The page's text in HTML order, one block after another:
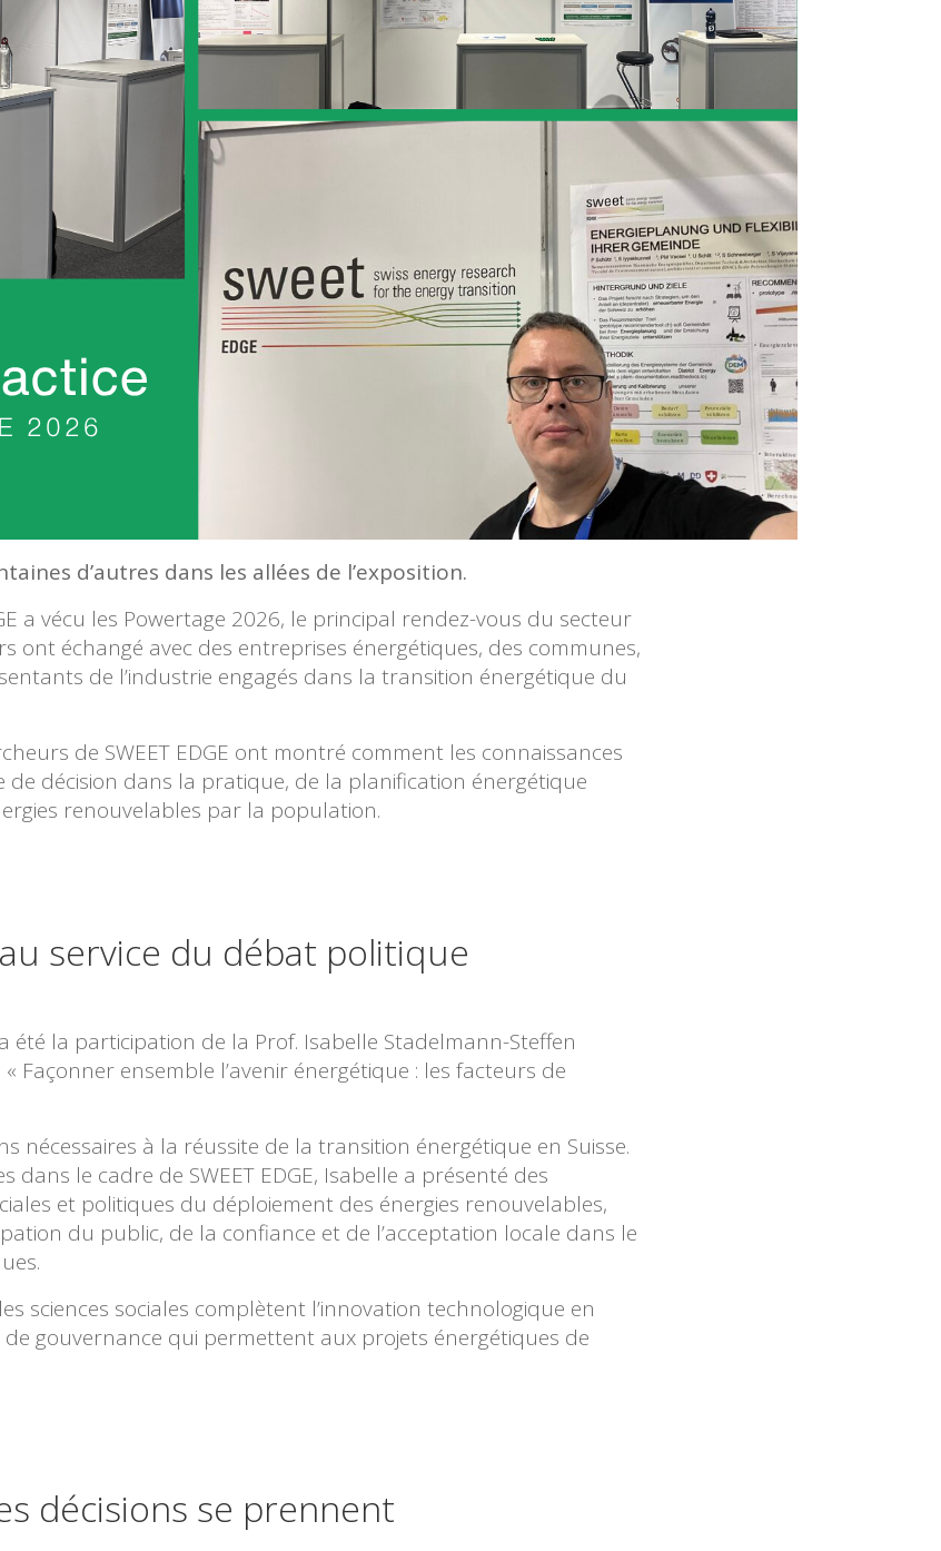
d’autres dans les allées de l’exposition.
a vécu les Powertage 2026, le principal rendez-vous du secteur
ont échangé avec des entreprises énergétiques, des communes,
de l’industrie engagés dans la transition énergétique du
de SWEET EDGE ont montré comment les connaissances
décision dans la pratique, de la planification énergétique
renouvelables par la population.
service du débat politique
été la participation de la Prof. Isabelle Stadelmann-Steffen
Façonner ensemble l’avenir énergétique : les facteurs de
nécessaires à la réussite de la transition énergétique en Suisse.
dans le cadre de SWEET EDGE, Isabelle a présenté des
et politiques du déploiement des énergies renouvelables,
du public, de la confiance et de l’acceptation locale dans le
sciences sociales complètent l’innovation technologique en
gouvernance qui permettent aux projets énergétiques de
décisions se prennent